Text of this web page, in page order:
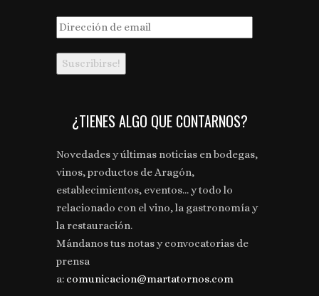
Dirección
de
email
¿TIENES ALGO QUE CONTARNOS?
Novedades y últimas noticias en bodegas,
vinos, productos de Aragón,
establecimientos, eventos... y todo lo
relacionado con el vino, la gastronomía y
la restauración.
Mándanos tus notas y convocatorias de
prensa
a: comunicacion@martatornos.com